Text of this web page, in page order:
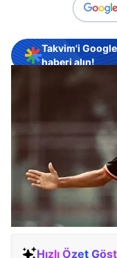
Takvim'i
haberi alın!
Hızlı Özet